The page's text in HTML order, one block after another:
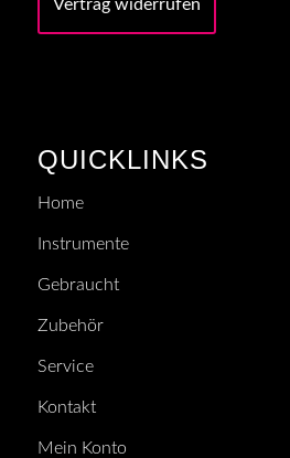
Vertrag widerrufen
QUICKLINKS
Home
Instrumente
Gebraucht
Zubehör
Service
Kontakt
Mein Konto